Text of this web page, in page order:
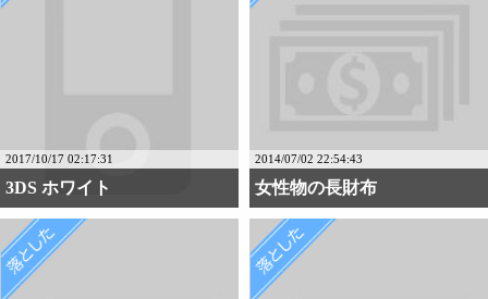
2017/10/17 02:17:31
3DS ホワイト
2014/07/02 22:54:43
女性物の長財布